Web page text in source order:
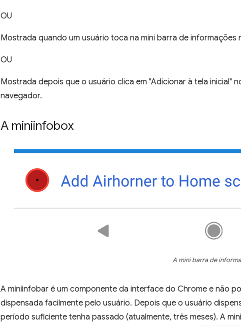
OU
Mostrada quando um usuário toca na mini barra de informações
OU
Mostrada depois que o usuário clica em "Adicionar à tela inicial"
navegador.
A miniinfobox
A mini barra de
A miniinfobar é um componente da interface do Chrome e não
dispensada facilmente pelo usuário. Depois que o usuário
período suficiente tenha passado (atualmente, três meses). A